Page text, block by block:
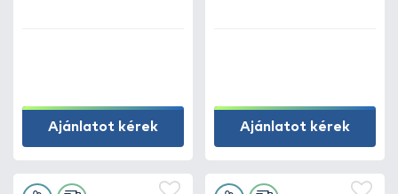
Ajánlatot kérek Ajánlatot kérek